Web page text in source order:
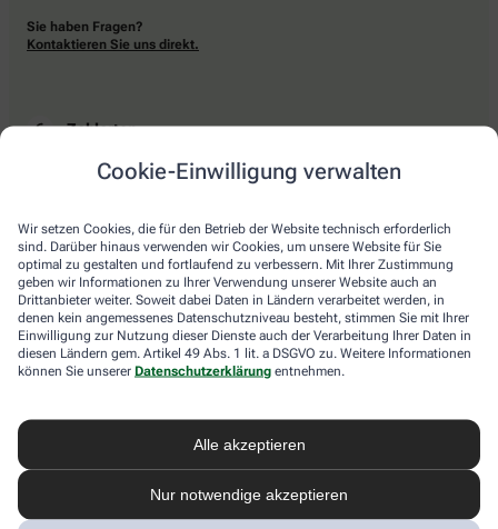
Cookie-Einwilligung verwalten
Wir setzen Cookies, die für den Betrieb der Website technisch erforderlich
sind. Darüber hinaus verwenden wir Cookies, um unsere Website für Sie
optimal zu gestalten und fortlaufend zu verbessern. Mit Ihrer Zustimmung
geben wir Informationen zu Ihrer Verwendung unserer Website auch an
Drittanbieter weiter. Soweit dabei Daten in Ländern verarbeitet werden, in
denen kein angemessenes Datenschutzniveau besteht, stimmen Sie mit Ihrer
Einwilligung zur Nutzung dieser Dienste auch der Verarbeitung Ihrer Daten in
diesen Ländern gem. Artikel 49 Abs. 1 lit. a DSGVO zu. Weitere Informationen
können Sie unserer Datenschutzerklärung entnehmen.
Alle akzeptieren
Nur notwendige akzeptieren
Sie haben Fragen?
Kontaktieren Sie uns direkt.
Zahlarten
Bar oder mit einer anderen akzeptierten Zahlungsart Ihrer Apotheke vor Ort.
Lieferarten
Abholung in der Apotheke
Botendienstlieferung
apotheke.com Informationen
Newsletter